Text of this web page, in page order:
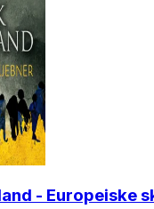
- Europeiske